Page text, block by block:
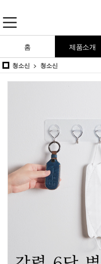
홈 제품소개
청소신 청소신